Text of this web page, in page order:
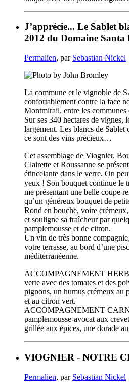
J’apprécie... Le Sablet
2012 du Domaine Santa
Permalien, par Sebastian Nickel
La commune et le vignoble de
confortablement contre la face
Montmirail, entre les communes
Sur ses 340 hectares de vignes,
largement. Les blancs de Sablet
ce sont des vins précieux…
Cet assemblage de Viognier,
Clairette et Roussanne se
étincelante dans le verre. On
yeux ! Son bouquet continue le
me présentant une belle coupe
qu’un généreux bouquet de
Rond en bouche, voire
et souligne sa fraîcheur par
pamplemousse et de citron.
Un vin de très bonne
votre terrasse, au bord d’une
méditerranéenne.
ACCOMPAGNEMENT
verte avec des tomates et des
pignons, un humus crémeux au
et au citron vert.
ACCOMPAGNEMENT
pamplemousse-avocat aux
grillée aux épices, une dorade
VIOGNIER - NOTRE
Permalien, par Sebastian Nickel